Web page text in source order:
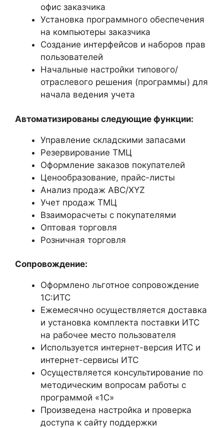
офис заказчика
Установка программного обеспечения
на компьютеры заказчика
Создание интерфейсов и наборов прав
пользователей
Начальные настройки типового/
отраслевого решения (программы) для
начала ведения учета
Автоматизированы следующие функции:
Управление складскими запасами
Резервирование ТМЦ
Оформление заказов покупателей
Ценообразование, прайс-листы
Анализ продаж ABC/XYZ
Учет продаж ТМЦ
Взаиморасчеты с покупателями
Оптовая торговля
Розничная торговля
Сопровождение:
Оформлено льготное сопровождение
1С:ИТС
Ежемесячно осуществляется доставка
и установка комплекта поставки ИТС
на рабочее место пользователя
Используется интернет-версия ИТС и
интернет-сервисы ИТС
Осуществляется консультирование по
методическим вопросам работы с
программой «1С»
Произведена настройка и проверка
доступа к сайту поддержки